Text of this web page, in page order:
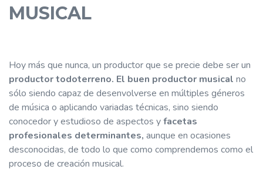
MUSICAL
Hoy más que nunca, un productor que se precie debe ser un
productor todoterreno. El buen productor musical no
sólo siendo capaz de desenvolverse en múltiples géneros
de música o aplicando variadas técnicas, sino siendo
conocedor y estudioso de aspectos yfacetas
profesionales determinantes, aunque en ocasiones
desconocidas, de todo lo que como comprendemos como el
proceso de creación musical.